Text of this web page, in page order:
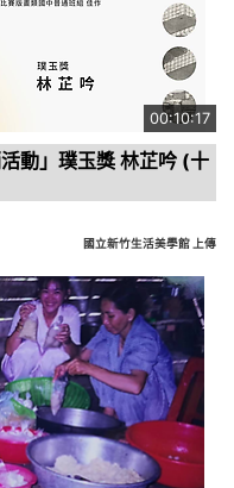
00:10:17
動」璞玉獎 林芷吟 (十
國立新竹生活美學館 上傳